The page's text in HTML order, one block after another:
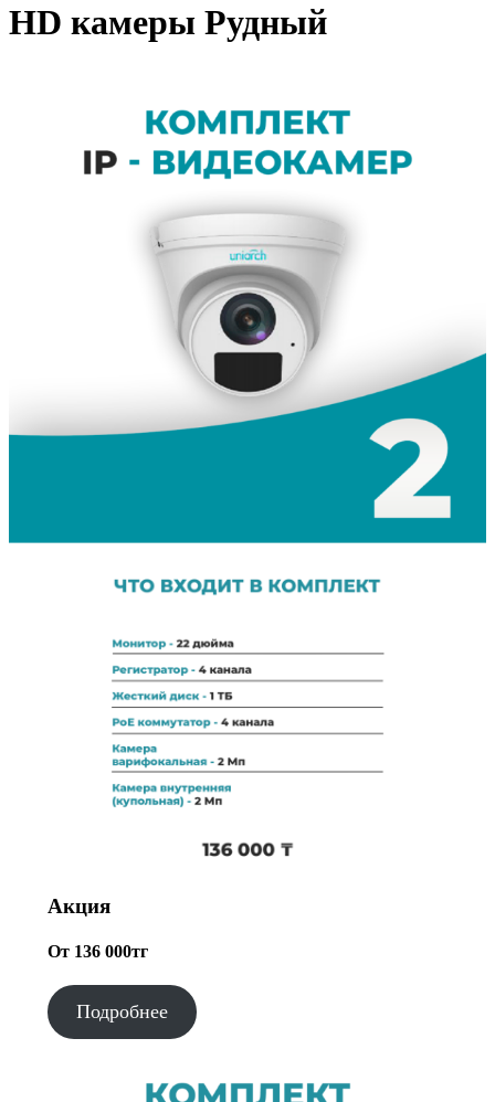
HD камеры Рудный
Акция
От 136 000тг
Подробнее